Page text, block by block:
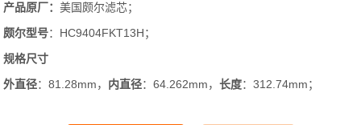
产品原厂：美国颇尔滤芯；
颇尔型号：HC9404FKT13H；
规格尺寸
外直径：81.28mm， 内直径：64.262mm，长度：312.74mm；